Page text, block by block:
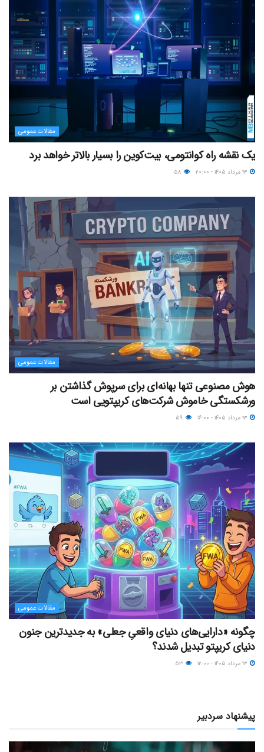
مقالات عمومی
یک نقشه راه کوانتومی، بیت‌کوین را بسیار بالاتر خواهد برد
مقالات عمومی
هوش مصنوعی تنها بهانه‌ای برای سرپوش گذاشتن بر
ورشکستگی خاموش شرکت‌های کریپتویی است
مقالات عمومی
چگونه «دارایی‌های دنیای واقعیِ جعلی» به جدیدترین جنون
دنیای کریپتو تبدیل شدند؟
پیشنهاد سردبیر